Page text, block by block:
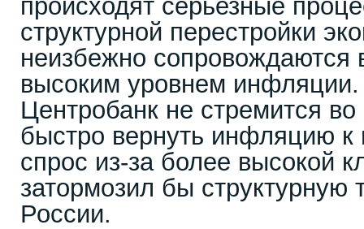
происходят серьезные
структурной перестройки
неизбежно
высоким уровнем
Центробанк не стремится
быстро вернуть инфляцию
спрос из-за более высокой
затормозил бы
России.